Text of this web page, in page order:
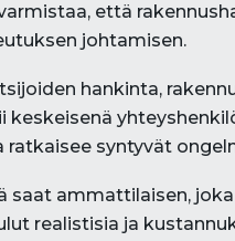
että
johtamisen.
hankinta,
syntyvät
ammattilaisen,
realistisia ja